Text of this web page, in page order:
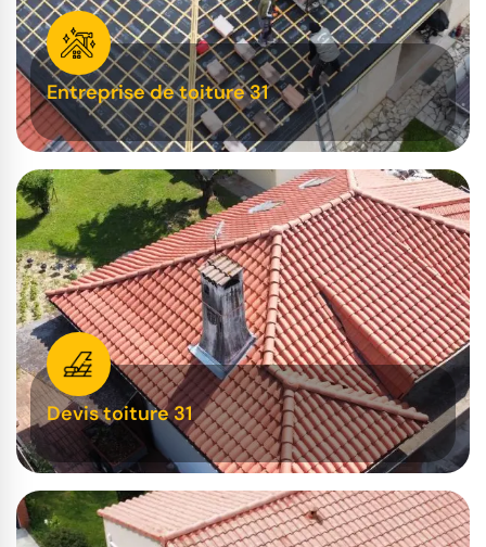
Entreprise de toiture 31
Devis toiture 31